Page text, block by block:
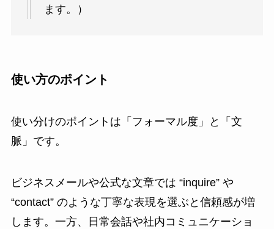
ます。）
使い方のポイント
使い分けのポイントは「フォーマル度」と「文
脈」です。
ビジネスメールや公式な文章では “inquire” や
“contact” のような丁寧な表現を選ぶと信頼感が増
します。一方、日常会話や社内コミュニケーショ